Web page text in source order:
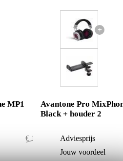
MP1
€ 155,55
+
Avantone Pro
Black + houder 2
Adviesprijs
Jouw voordeel